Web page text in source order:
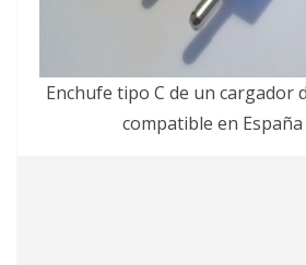
Enchufe tipo C de un cargador
compatible en España